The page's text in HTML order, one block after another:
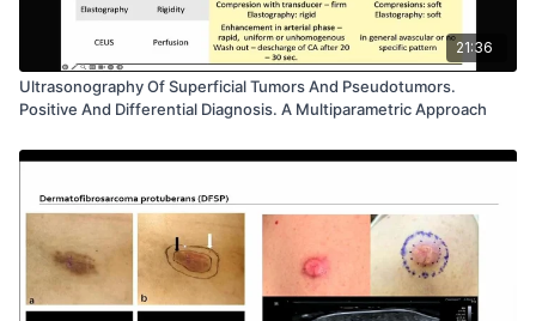
21:36
Ultrasonography Of Superficial Tumors And Pseudotumors.
Positive And Differential Diagnosis. A Multiparametric Approach